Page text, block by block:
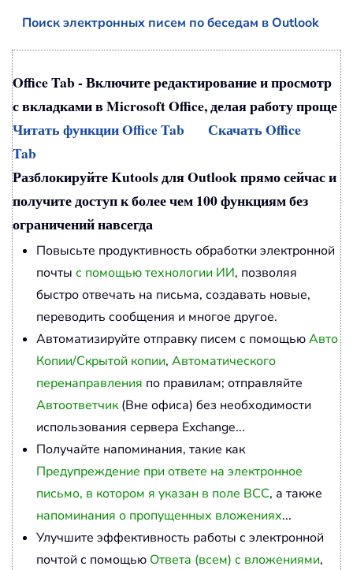
Поиск электронных писем по беседам в Outlook
Office Tab - Включите редактирование и просмотр
с вкладками в Microsoft Office, делая работу проще
Читать функции Office Tab
Скачать Office
Tab
Разблокируйте Kutools для Outlook прямо сейчас и
получите доступ к более чем 100 функциям без
ограничений навсегда
Повысьте продуктивность обработки электронной
почты с помощью технологии ИИ, позволяя
быстро отвечать на письма, создавать новые,
переводить сообщения и многое другое.
Автоматизируйте отправку писем с помощьюАвто
Копии/Скрытой копии, Автоматического
перенаправления по правилам; отправляйте
Автоответчик(Вне офиса) без необходимости
использования сервера Exchange...
Получайте напоминания, такие как
Предупреждение при ответе на электронное
письмо, в котором я указан в поле BCC, а также
напоминания о пропущенных вложениях...
Улучшите эффективность работы с электронной
почтой с помощью Ответа (всем) с вложениями,